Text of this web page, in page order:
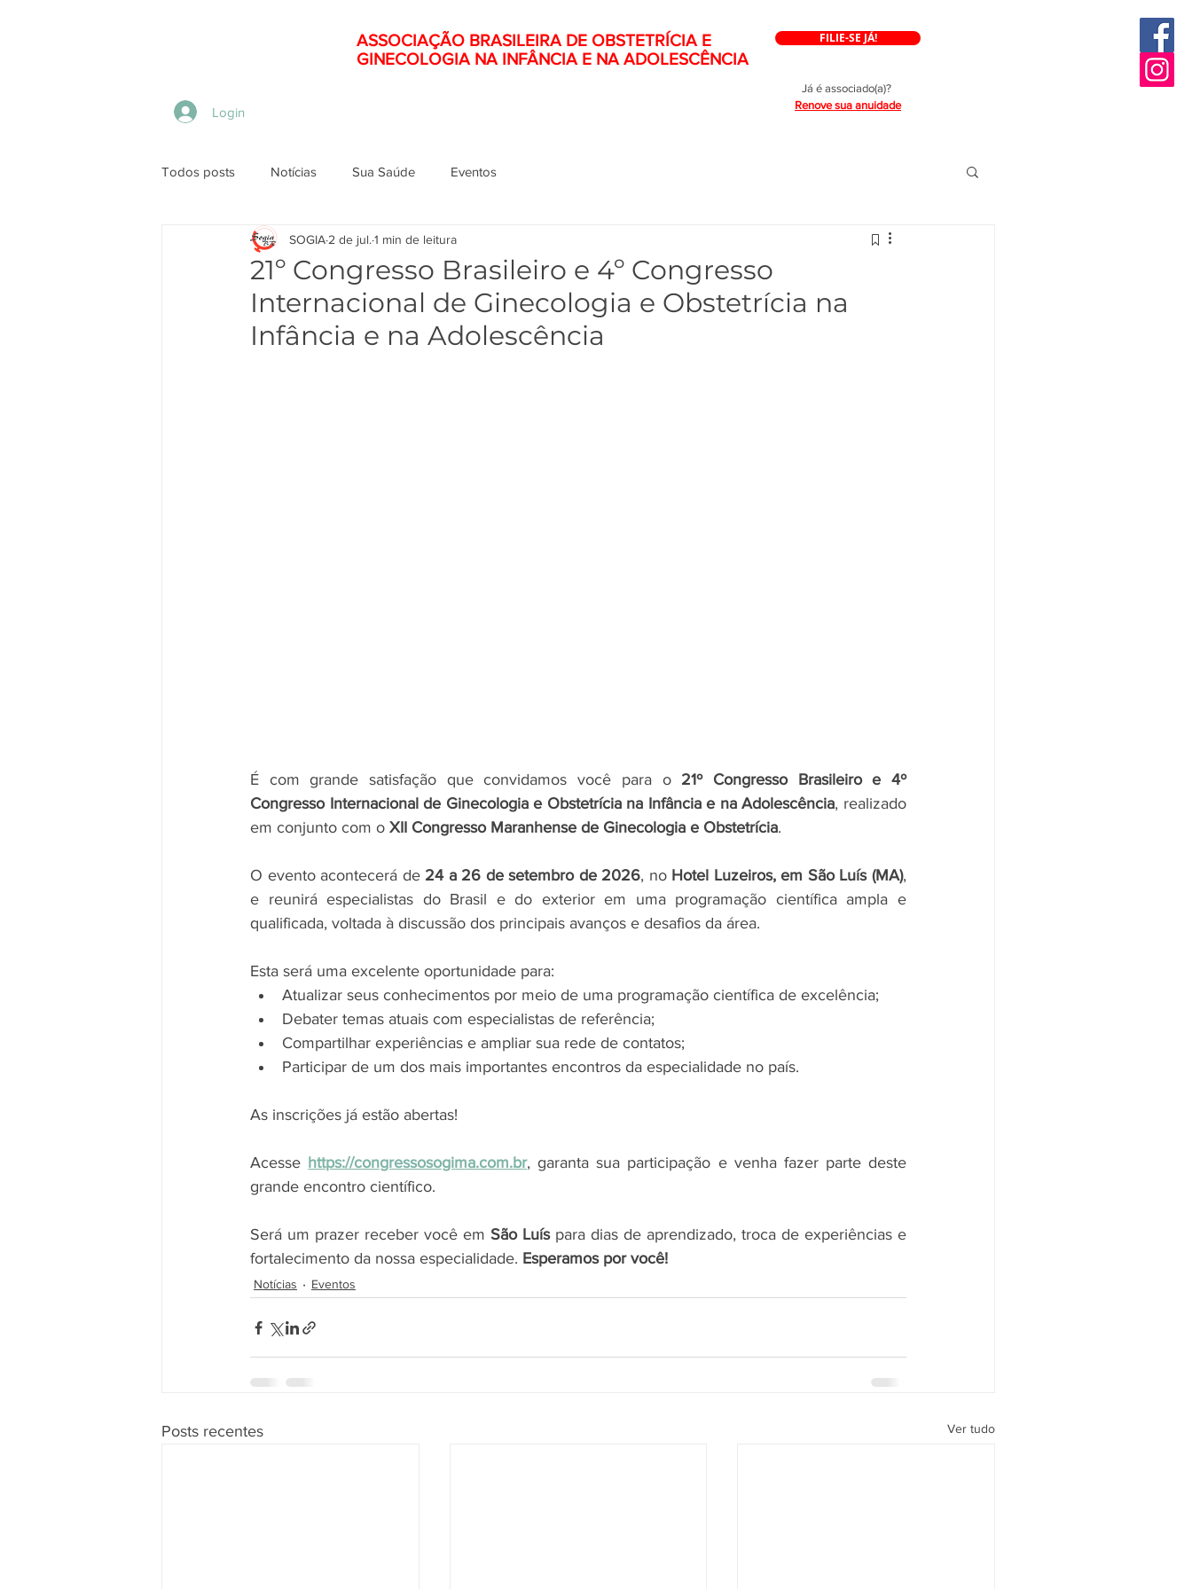
ASSOCIAÇÃO BRASILEIRA DE OBSTETRÍCIA E
GINECOLOGIA NA INFÂNCIA E NA ADOLESCÊNCIA
Login
FILIE-SE JÁ!
Já é associado(a)?
Renove sua anuidade
Todos posts Notícias Sua Saúde Eventos
21º Congresso Brasileiro e 4º Congresso
Internacional de Ginecologia e Obstetrícia na
Infância e na Adolescência
SOGIA 2 de jul. 1 min de leitura
É com grande satisfação que convidamos você para o 21º Congresso Brasileiro e 4º
Congresso Internacional de Ginecologia e Obstetrícia na Infância e na Adolescência, realizado
em conjunto com o XII Congresso Maranhense de Ginecologia e Obstetrícia.
O evento acontecerá de 24 a 26 de setembro de 2026, no Hotel Luzeiros, em São Luís (MA),
e reunirá especialistas do Brasil e do exterior em uma programação científica ampla e
qualificada, voltada à discussão dos principais avanços e desafios da área.
Esta será uma excelente oportunidade para:
Atualizar seus conhecimentos por meio de uma programação científica de excelência;
Debater temas atuais com especialistas de referência;
Compartilhar experiências e ampliar sua rede de contatos;
Participar de um dos mais importantes encontros da especialidade no país.
As inscrições já estão abertas!
Acesse https://congressosogima.com.br, garanta sua participação e venha fazer parte deste
grande encontro científico.
Será um prazer receber você em São Luís para dias de aprendizado, troca de experiências e
fortalecimento da nossa especialidade. Esperamos por você!
Notícias Eventos
Posts recentes Ver tudo